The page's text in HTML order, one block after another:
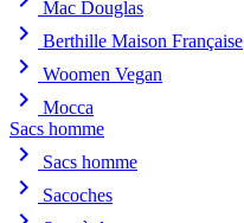
Mac Douglas
chevron_right Berthille Maison Française
chevron_right Woomen Vegan
chevron_right
Mocca
Sacs homme
chevron_right Sacs homme
chevron_right Sacoches